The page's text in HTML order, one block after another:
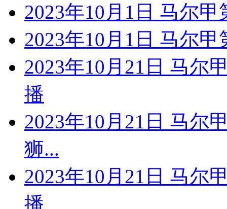
2023年10月1日 马尔
2023年10月1日 马尔
2023年10月21日 马尔
播
2023年10月21日 马尔
狮...
2023年10月21日 马尔
播